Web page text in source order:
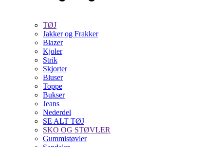
TØJ
Jakker og Frakker
Blazer
Kjoler
Strik
Skjorter
Bluser
Toppe
Bukser
Jeans
Nederdel
SE ALT TØJ
SKO OG STØVLER
Gummistøvler